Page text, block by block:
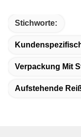
Stichworte:
Verpackung Mit
Aufstehende